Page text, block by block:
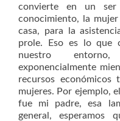
convierte en un
conocimiento, la
casa, para la
prole. Eso es lo que
nuestro
exponencialmente
recursos
mujeres. Por ejemplo,
fue mi padre, esa
general, esperamos